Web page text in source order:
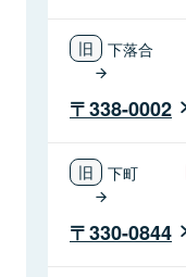
下落合
338-0002
下町
330-0844